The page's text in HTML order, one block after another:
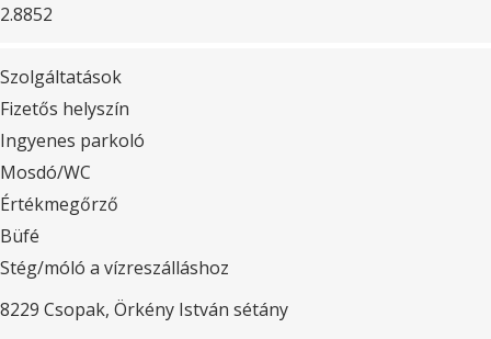
2.8852
Szolgáltatások
Fizetős helyszín
Ingyenes parkoló
Mosdó/WC
Értékmegőrző
Büfé
Stég/móló a vízreszálláshoz
8229 Csopak, Örkény István sétány